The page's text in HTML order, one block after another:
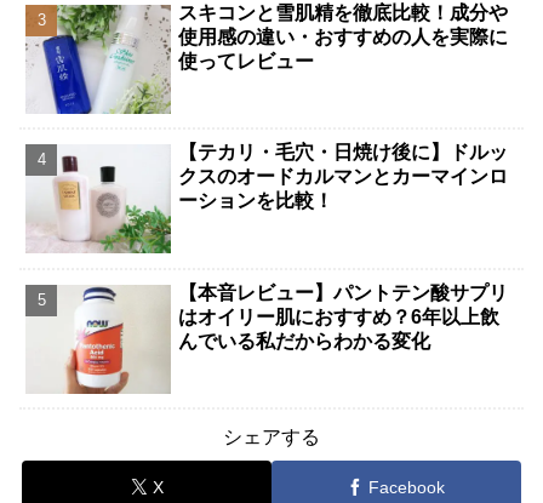
スキコンと雪肌精を徹底比較！成分や
使用感の違い・おすすめの人を実際に
使ってレビュー
【テカリ・毛穴・日焼け後に】ドルッ
クスのオードカルマンとカーマインロ
ーションを比較！
【本音レビュー】パントテン酸サプリ
はオイリー肌におすすめ？6年以上飲
んでいる私だからわかる変化
シェアする
X Facebook